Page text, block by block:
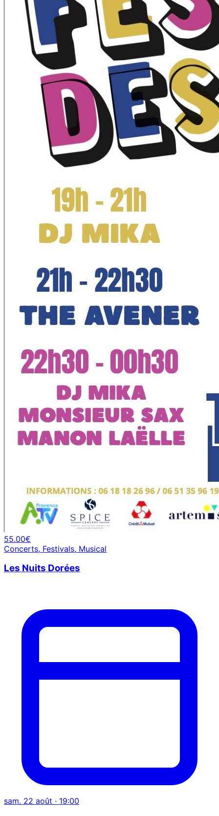
55.00€
Concerts, Festivals, Musical
Les Nuits Dorées
sam. 22 août · 19:00